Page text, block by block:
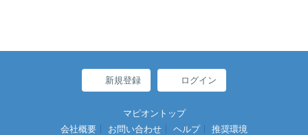
新規登録 ログイン
マピオントップ
会社概要
お問い合わせ ヘルプ
推奨環境